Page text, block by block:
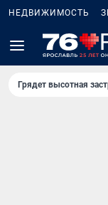
НЕДВИЖИМОСТЬ
Грядет высотная